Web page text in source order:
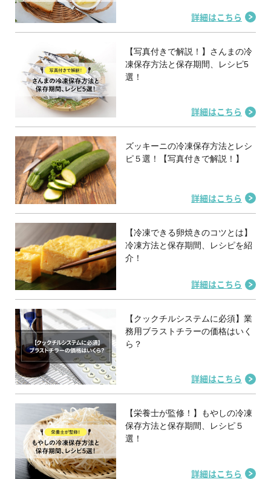
詳細はこちら
【写真付きで解説！】さんまの冷
凍保存方法と保存期間、レシピ5
選！
詳細はこちら
ズッキーニの冷凍保存方法とレシ
ピ５選！【写真付きで解説！】
詳細はこちら
【冷凍できる卵焼きのコツとは】
冷凍方法と保存期間、レシピを紹
介！
詳細はこちら
【クックチルシステムに必須】業
務用ブラストチラーの価格はいく
ら？
詳細はこちら
【栄養士が監修！】もやしの冷凍
保存方法と保存期間、レシピ５
選！
詳細はこちら